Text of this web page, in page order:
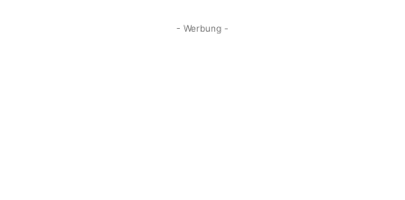
- Werbung -